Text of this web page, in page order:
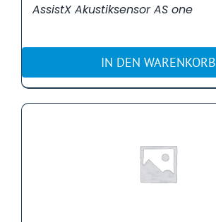
AssistX Akustiksensor AS one
IN DEN WARENKORB